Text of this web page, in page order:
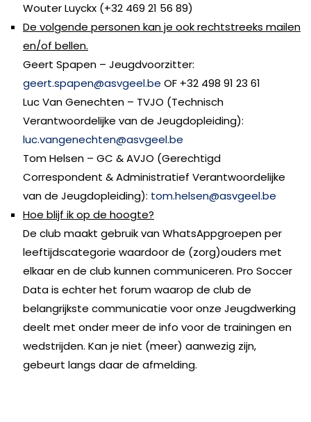
Wouter Luyckx (+32 469 21 56 89)
De volgende personen kan je ook rechtstreeks mailen
en/of bellen.
Geert Spapen – Jeugdvoorzitter:
geert.spapen@asvgeel.be OF +32 498 91 23 61
Luc Van Genechten – TVJO (Technisch
Verantwoordelijke van de Jeugdopleiding):
luc.vangenechten@asvgeel.be
Tom Helsen – GC & AVJO (Gerechtigd
Correspondent & Administratief Verantwoordelijke
van de Jeugdopleiding): tom.helsen@asvgeel.be
Hoe blijf ik op de hoogte?
De club maakt gebruik van WhatsAppgroepen per
leeftijdscategorie waardoor de (zorg)ouders met
elkaar en de club kunnen communiceren. Pro Soccer
Data is echter het forum waarop de club de
belangrijkste communicatie voor onze Jeugdwerking
deelt met onder meer de info voor de trainingen en
wedstrijden. Kan je niet (meer) aanwezig zijn,
gebeurt langs daar de afmelding.